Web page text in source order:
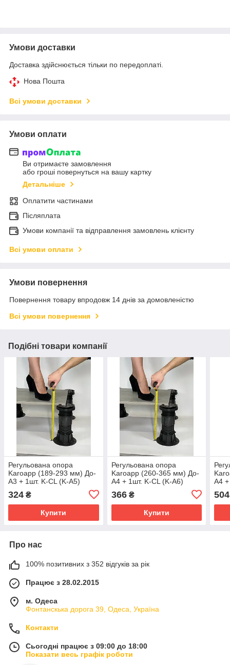
Умови доставки
Доставка здійснюється тільки по передоплаті.
Нова Пошта
Всі умови доставки
Умови оплати
Ви отримаєте замовлення
або гроші повернуться на вашу картку
Детальніше
Оплатити частинами
Післяплата
Умови компанії та відправлення замовлень клієнту
Всі умови оплати
Умови повернення
Повернення товару впродовж 14 днів за домовленістю
Всі умови повернення
Подібні товари компанії
Регульована опора
Karoapp (189-293 мм) До-
А3 + 1шт. K-CL (K-A5)
лаги і керамограніта )
324 ₴
Купити
Регульована опора
Karoapp (260-365 мм) До-
А4 + 1шт. K-CL (K-A6)
лаги і керамограніта )
366₴
Купити
А4
504
Про нас
100% позитивних з 352 відгуків за рік
Працює з 28.02.2015
м. Одеса
Фонтанскька дорога 39, Одеса, Україна
Контакти
Сьогодні працює з 09:00 до 18:00
Показати весь графік роботи